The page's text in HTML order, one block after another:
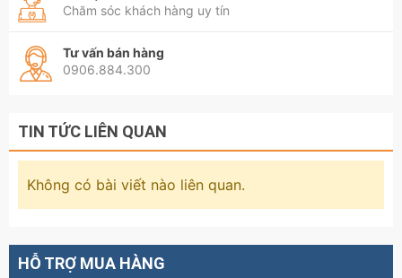
Chăm sóc khách hàng uy tín
Tư vấn bán hàng
0906.884.300
TIN TỨC LIÊN QUAN
Không có bài viết nào liên quan.
HỖ TRỢ MUA HÀNG